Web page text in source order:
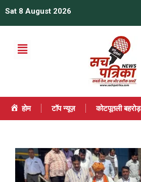
Sat 8 August 2026
होम टॉप न्यूज़ कोटपूतली बहरोड़